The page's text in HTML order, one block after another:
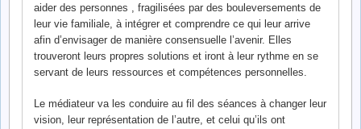
aider des personnes , fragilisées par des bouleversements de
leur vie familiale, à intégrer et comprendre ce qui leur arrive
afin d’envisager de manière consensuelle l’avenir. Elles
trouveront leurs propres solutions et iront à leur rythme en se
servant de leurs ressources et compétences personnelles.
Le médiateur va les conduire au fil des séances à changer leur
vision, leur représentation de l’autre, et celui qu’ils ont